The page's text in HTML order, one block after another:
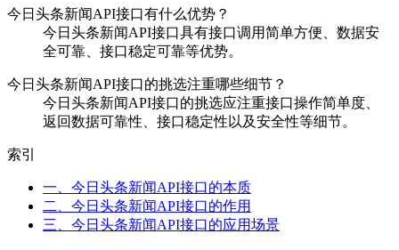
今日头条新闻API接口有什么优势？
今日头条新闻API接口具有接口调用简单方便、数据安
全可靠、接口稳定可靠等优势。
今日头条新闻API接口的挑选注重哪些细节？
今日头条新闻API接口的挑选应注重接口操作简单度、
返回数据可靠性、接口稳定性以及安全性等细节。
索引
一、今日头条新闻API接口的本质
二、今日头条新闻API接口的作用
三、今日头条新闻API接口的应用场景